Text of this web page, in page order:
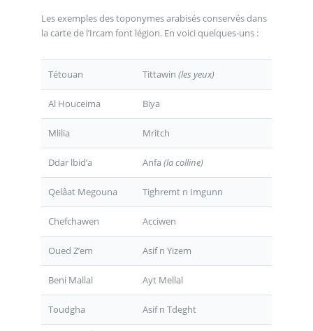
Les exemples des toponymes arabisés conservés dans
la carte de l’Ircam font légion. En voici quelques-uns :
Tétouan Tittawin (les yeux)
Al Houceima Biya
Mlilia Mritch
Ddar lbid’a Anfa (la colline)
Qelâat Megouna Tighremt n Imgunn
Chefchawen Acciwen
Oued Z’em Asif n Yizem
Beni Mallal Ayt Mellal
Toudgha Asif n Tdeght